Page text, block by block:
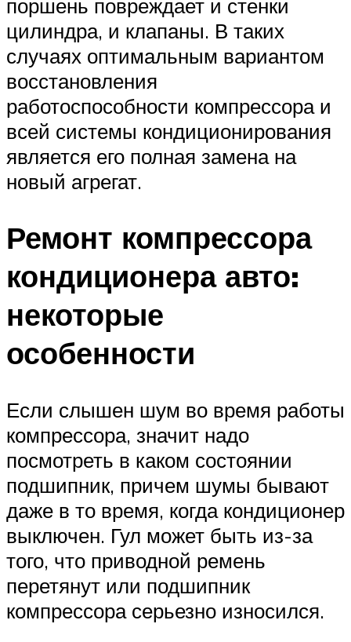
поршень повреждает и стенки
цилиндра, и клапаны. В таких
случаях оптимальным вариантом
восстановления
работоспособности компрессора и
всей системы кондиционирования
является его полная замена на
новый агрегат.
Ремонт компрессора
кондиционера авто:
некоторые
особенности
Если слышен шум во время работы
компрессора, значит надо
посмотреть в каком состоянии
подшипник, причем шумы бывают
даже в то время, когда кондиционер
выключен. Гул может быть из-за
того, что приводной ремень
перетянут или подшипник
компрессора серьезно износился.